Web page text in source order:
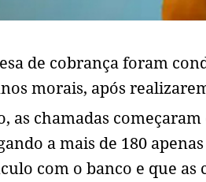
de cobrança foram
morais, após
as chamadas
a mais de 180
com o banco e que as